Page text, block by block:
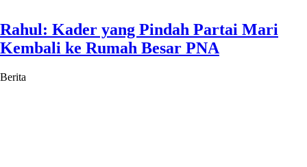
Rahul: Kader yang Pindah Partai Mari
Kembali ke Rumah Besar PNA
Berita